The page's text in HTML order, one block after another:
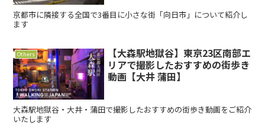
京都市に隣接する全国で3番目に小さな街「向日市」について紹介し
ます
Others
【大森駅地獄谷】東京23区南部エ
リアで撮影したおすすめの街歩き
動画【大井 蒲田】
大森駅地獄谷・大井・蒲田で撮影したおすすめの街歩き動画をご紹介
いたします